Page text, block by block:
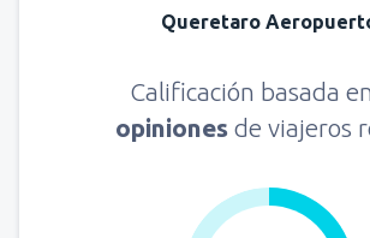
Queretaro
Calificación basada en
opiniones de viajeros